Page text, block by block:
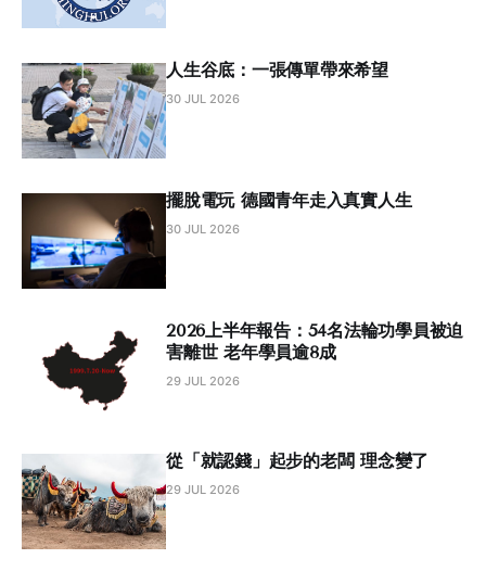
人生谷底：一張傳單帶來希望
30 JUL 2026
擺脫電玩 德國青年走入真實人生
30 JUL 2026
2026上半年報告：54名法輪功學員被迫
害離世 老年學員逾8成
29 JUL 2026
從「就認錢」起步的老闆 理念變了
29 JUL 2026